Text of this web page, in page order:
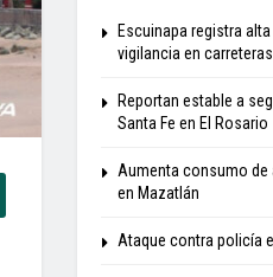
Escuinapa registra
vigilancia en carreteras
Reportan estable a
Santa Fe en El Rosario
Aumenta consumo de
en Mazatlán
Ataque contra policía